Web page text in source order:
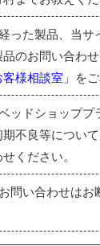
った製品、当サ
のお問い合わ
様相談室」 を
ッドショッププ
不良等につい
ください。
問い合わせはお